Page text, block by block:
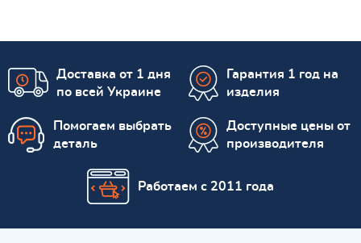
Доставка от 1 дня
по всей Украине
Гарантия 1 год на
изделия
Помогаем выбрать
деталь
Доступные цены от
производителя
Работаем с 2011 года